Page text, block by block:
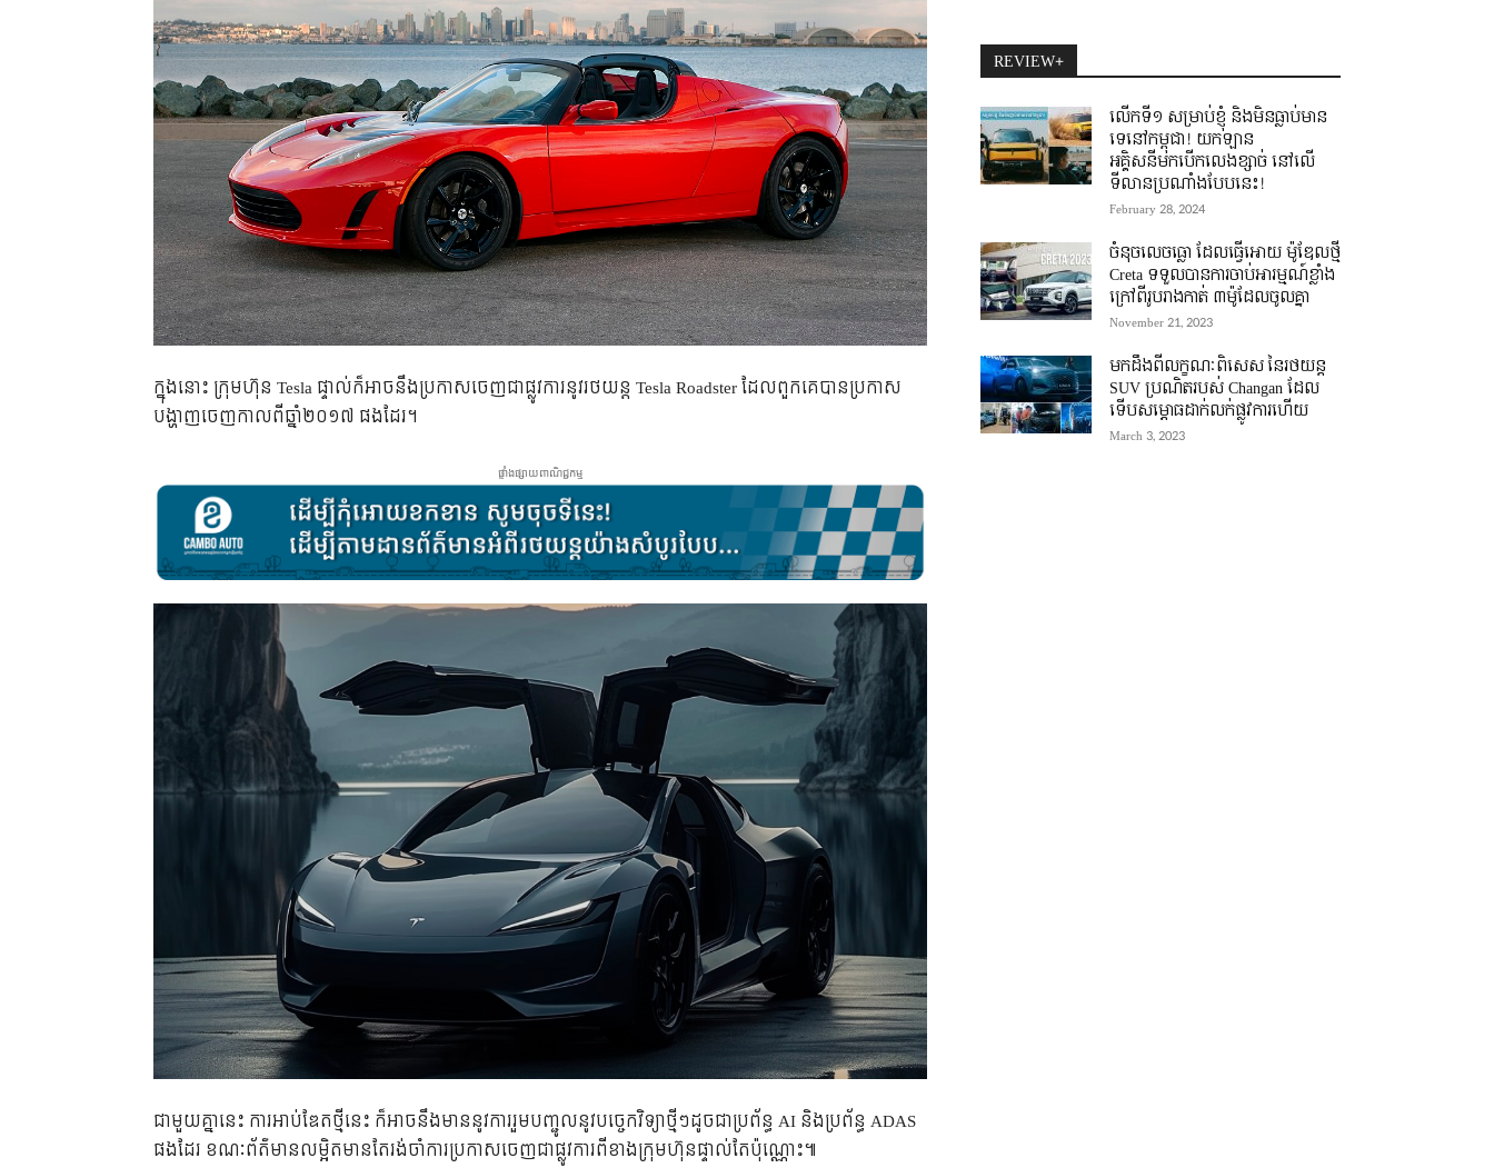
ក្នុងនោះ ក្រុមហ៊ុន Tesla ផ្ទាល់ក៏អាចនឹងប្រកាសចេញជាផ្លូវការនូវរថយន្ត Tesla Roadster ដែលពួកគេបានប្រកាស
បង្ហាញចេញកាលពីឆ្នាំ២០១៧ ផងដែរ។
ផ្ទាំងផ្សាយពាណិជ្ជកម្ម
ជាមួយគ្នានេះ ការអាប់ឌែតថ្មីនេះ ក៏អាចនឹងមាននូវការរួមបញ្ជូលនូវបច្ចេកវិទ្យាថ្មីៗដូចជាប្រព័ន្ធ AI និងប្រព័ន្ធ ADAS
ផងដែរ ខណៈព័ត៌មានលម្អិតមានតែរង់ចាំការប្រកាសចេញជាផ្លូវការពីខាងក្រុមហ៊ុនផ្ទាល់តែប៉ុណ្ណោះ៕
REVIEW+
លើកទី១ សម្រាប់ខ្ញុំ និងមិនធ្លាប់មាន
ទេនៅកម្ពុជា! យកឡាន
អគ្គិសនីមកបើកលេងខ្សាច់ នៅលើ
ទីលានប្រណាំងបែបនេះ!
February 28, 2024
ចំនុចលេចធ្លោ ដែលធ្វើអោយ ម៉ូឌែលថ្មី
Creta ទទួលបានការចាប់អារម្មណ៍ខ្លាំង
ក្រៅពីរូបរាងកាត់ ៣ម៉ូដែលចូលគ្នា
November 21, 2023
មកដឹងពីលក្ខណៈពិសេស នៃរថយន្ត
SUV ប្រណិតរបស់ Changan ដែល
ទើបសម្ភោធដាក់លក់ផ្លូវការហើយ
March 3, 2023